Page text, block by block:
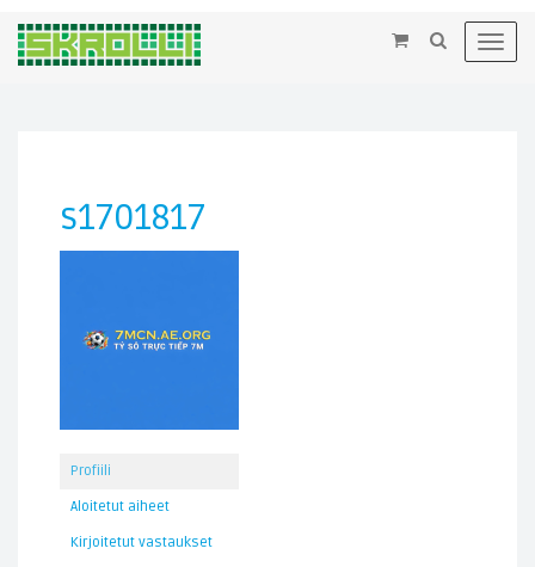
×
s1701817
Profiili
Aloitetut aiheet
Kirjoitetut vastaukset